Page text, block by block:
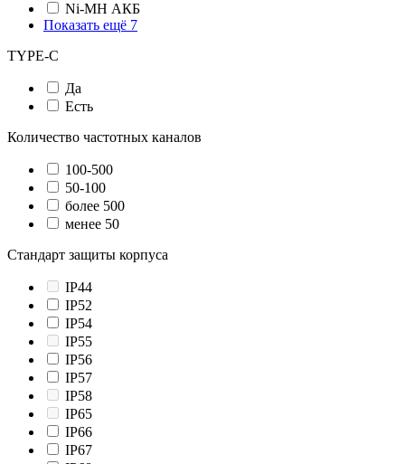
Ni-MH АКБ
Показать ещё 7
TYPE-C
Да
Есть
Количество частотных каналов
100-500
50-100
более 500
менее 50
Стандарт защиты корпуса
IP44
IP52
IP54
IP55
IP56
IP57
IP58
IP65
IP66
IP67